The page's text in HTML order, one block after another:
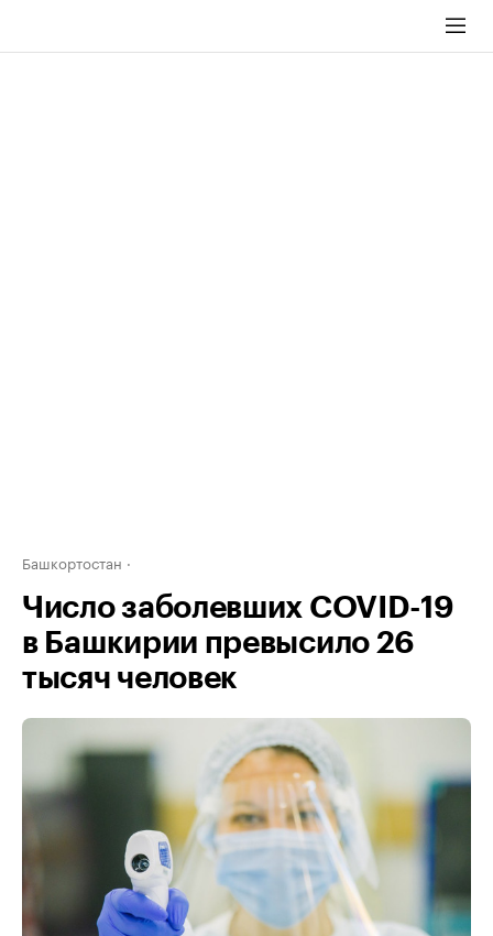
Башкортостан
Число заболевших COVID-19
в Башкирии превысило 26
тысяч человек